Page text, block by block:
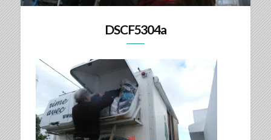
DSCF5304a